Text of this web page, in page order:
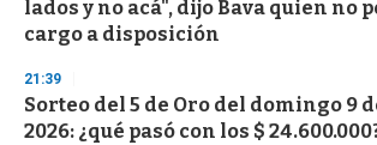
c
o
d
s
lados y no acá", dijo Bava quien no
cargo a disposición
21:39
Sorteo del 5 de Oro del domingo 9
2026: ¿qué pasó con los $